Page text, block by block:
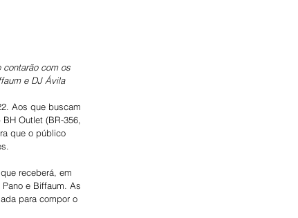
contarão com os
e DJ Ávila
Aos que buscam
Outlet (BR-356,
que o público
receberá, em
e Biffaum. As
para compor o